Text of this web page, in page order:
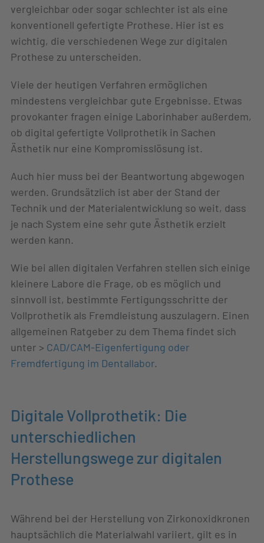
vergleichbar oder sogar schlechter ist als eine
konventionell gefertigte Prothese. Hier ist es
wichtig, die verschiedenen Wege zur digitalen
Prothese zu unterscheiden.
Viele der heutigen Verfahren ermöglichen
mindestens vergleichbar gute Ergebnisse. Etwas
provokanter fragen einige Laborinhaber außerdem,
ob digital gefertigte Vollprothetik in Sachen
Ästhetik nur eine Kompromisslösung ist.
Auch hier muss bei der Beantwortung abgewogen
werden. Grundsätzlich ist aber der Stand der
Technik und der Materialentwicklung so weit, dass
je nach System eine sehr gute Ästhetik erzielt
werden kann.
Wie bei allen digitalen Verfahren stellen sich einige
kleinere Labore die Frage, ob es möglich und
sinnvoll ist, bestimmte Fertigungsschritte der
Vollprothetik als Fremdleistung auszulagern. Einen
allgemeinen Ratgeber zu dem Thema findet sich
unter > CAD/CAM-Eigenfertigung oder
Fremdfertigung im Dentallabor.
Digitale Vollprothetik: Die
unterschiedlichen
Herstellungswege zur digitalen
Prothese
Während bei der Herstellung von Zirkonoxidkronen
hauptsächlich die Materialwahl variiert, gilt es in